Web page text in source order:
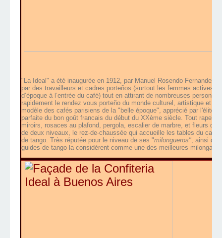
"La Ideal" a été inaugurée en 1912, par Manuel Rosendo Fernandez,
par des travailleurs et cadres porteños (surtout les femmes actives
d’époque à l’entrée du café) tout en attirant de nombreuses
rapidement le rendez vous porteño du monde culturel, artistique et
modèle des cafés parisiens de la "belle époque", apprécié par l'élite
parfaite du bon goût francais du début du XXème siècle. Tout
miroirs, rosaces au plafond, pergola, escalier de marbre, et fleurs
de deux niveaux, le rez-de-chaussée qui accueille les tables du
de tango. Très réputée pour le niveau de ses "milongueros" , ainsi
guides de tango la considèrent comme une des meilleures milongas